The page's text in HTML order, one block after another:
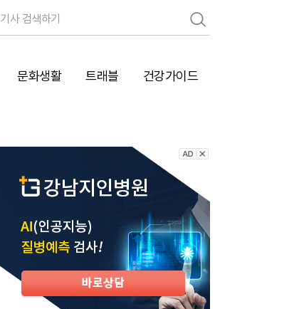
검
색
문화생활 트래블 건강가이드